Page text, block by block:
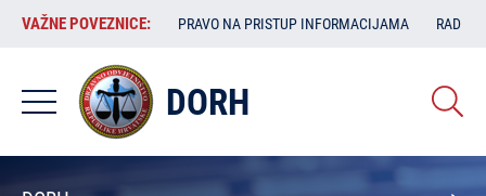
Skoči
sadržaj
VAŽNE
POVEZNICE:
VAŽNE POVEZNICE: PRAVO NA PRISTUP INFORMACIJAMA RAD
DORH
Izbornik